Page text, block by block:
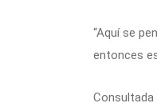
“Aquí se
entonces
Consultada